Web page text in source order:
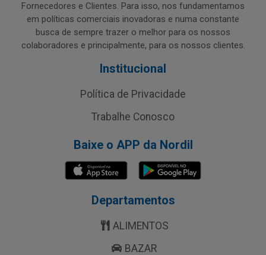
Fornecedores e Clientes. Para isso, nos fundamentamos
em políticas comerciais inovadoras e numa constante
busca de sempre trazer o melhor para os nossos
colaboradores e principalmente, para os nossos clientes.
Institucional
Política de Privacidade
Trabalhe Conosco
Baixe o APP da Nordil
Departamentos
ALIMENTOS
BAZAR